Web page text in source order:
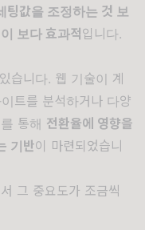
팅값을 조정하는 것 보
보다 효과적입니다.
습니다. 웹 기술이 계
트를 분석하거나 다양
통해 전환율에 영향을
기반이 마련되었습니
그 중요도가 조금씩